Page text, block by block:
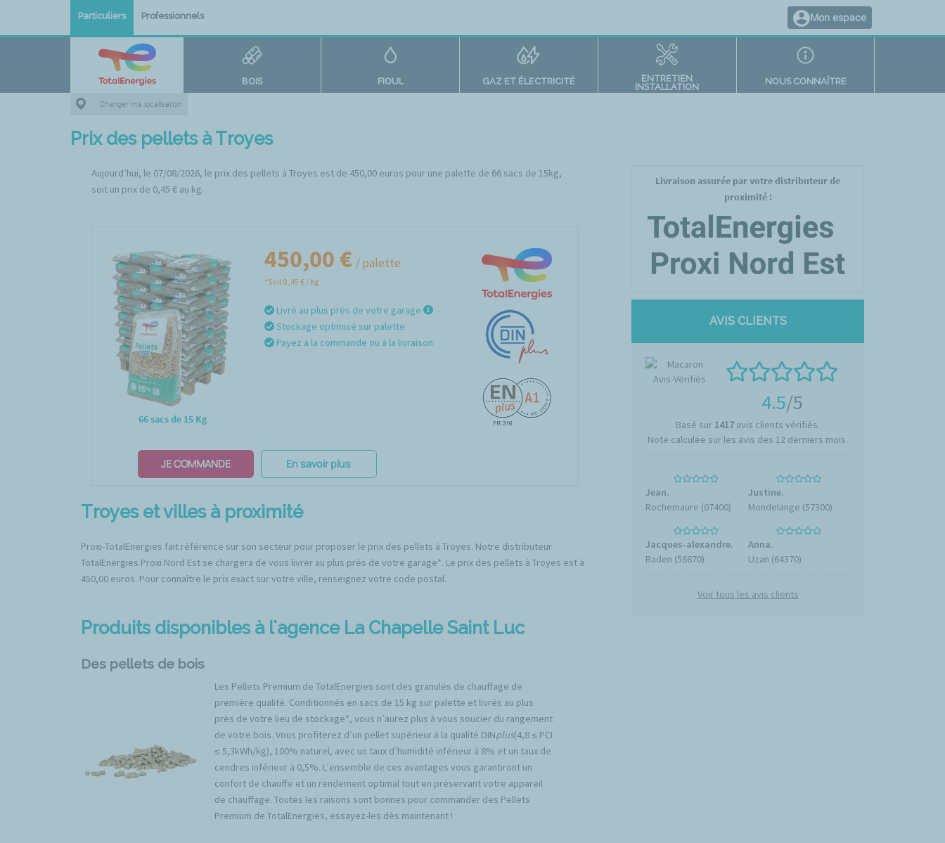
Particuliers Professionnels Mon espace
BOIS FIOUL GAZ ET ÉLECTRICITÉ
ENTRETIEN
INSTALLATION
NOUS CONNAÎTRE
Changer ma localisation
Prix des pellets à Troyes
Aujourd’hui, le 07/08/2026, le prix des pellets à Troyes est de 450,00 euros pour une palette de 66 sacs de 15kg,
soit un prix de 0,45 € au kg.
66 sacs de 15 Kg
450,00 € / palette
*Soit 0,45 € / Kg
Livré au plus près de votre garage
Stockage optimisé sur palette
Payez à la commande ou à la livraison
JE COMMANDE En savoir plus
Troyes et villes à proximité
Proxi-TotalEnergies fait référence sur son secteur pour proposer le prix des pellets à Troyes. Notre distributeur
TotalEnergies Proxi Nord Est se chargera de vous livrer au plus près de votre garage*. Le prix des pellets à Troyes est à
450,00 euros. Pour connaître le prix exact sur votre ville, renseignez votre code postal.
Produits disponibles à l'agence La Chapelle Saint Luc
Des pellets de bois
Les Pellets Premium de TotalEnergies sont des granulés de chauffage de
première qualité. Conditionnés en sacs de 15 kg sur palette et livrés au plus
près de votre lieu de stockage*, vous n’aurez plus à vous soucier du rangement
de votre bois. Vous profiterez d’un pellet supérieur à la qualité DINplus(4,8 ≤ PCI
≤ 5,3kWh/kg), 100% naturel, avec un taux d’humidité inférieur à 8% et un taux de
cendres inférieur à 0,5%. L’ensemble de ces avantages vous garantiront un
confort de chauffe et un rendement optimal tout en préservant votre appareil
de chauffage. Toutes les raisons sont bonnes pour commander des Pellets
Premium de TotalEnergies, essayez-les dès maintenant !
Livraison assurée par votre distributeur de
proximité :
AVIS CLIENTS
4.5/5
Basé sur 1417avis clients vérifiés.
Note calculée sur les avis des 12 derniers mois.
Jean.
Rochemaure (07400)
Justine.
Mondelange (57300)
Jacques-alexandre.
Baden (56870)
Anna.
Uzan (64370)
Voir tous les avis clients